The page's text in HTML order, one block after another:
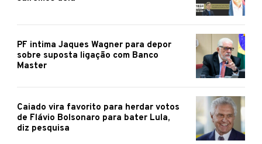
PF intima Jaques Wagner para depor
sobre suposta ligação com Banco
Master
Caiado vira favorito para herdar votos
de Flávio Bolsonaro para bater Lula,
diz pesquisa